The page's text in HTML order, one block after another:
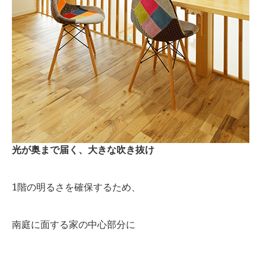
光が奥まで届く、大きな吹き抜け
1階の明るさを確保するため、
南庭に面する家の中心部分に